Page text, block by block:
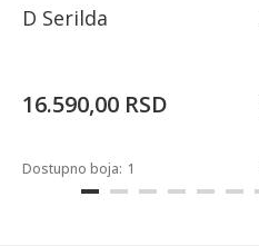
D Serilda
16.590,00 RSD
Dostupno boja: 1